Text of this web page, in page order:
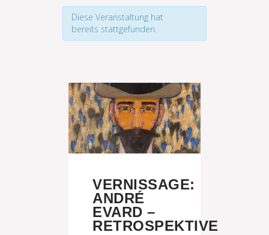
Diese Veranstaltung hat
bereits stattgefunden.
VERNISSAGE:
ANDRÉ
EVARD –
RETROSPEKTIVE